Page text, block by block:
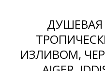
ДУШЕВАЯ
ИЗЛИВОМ,